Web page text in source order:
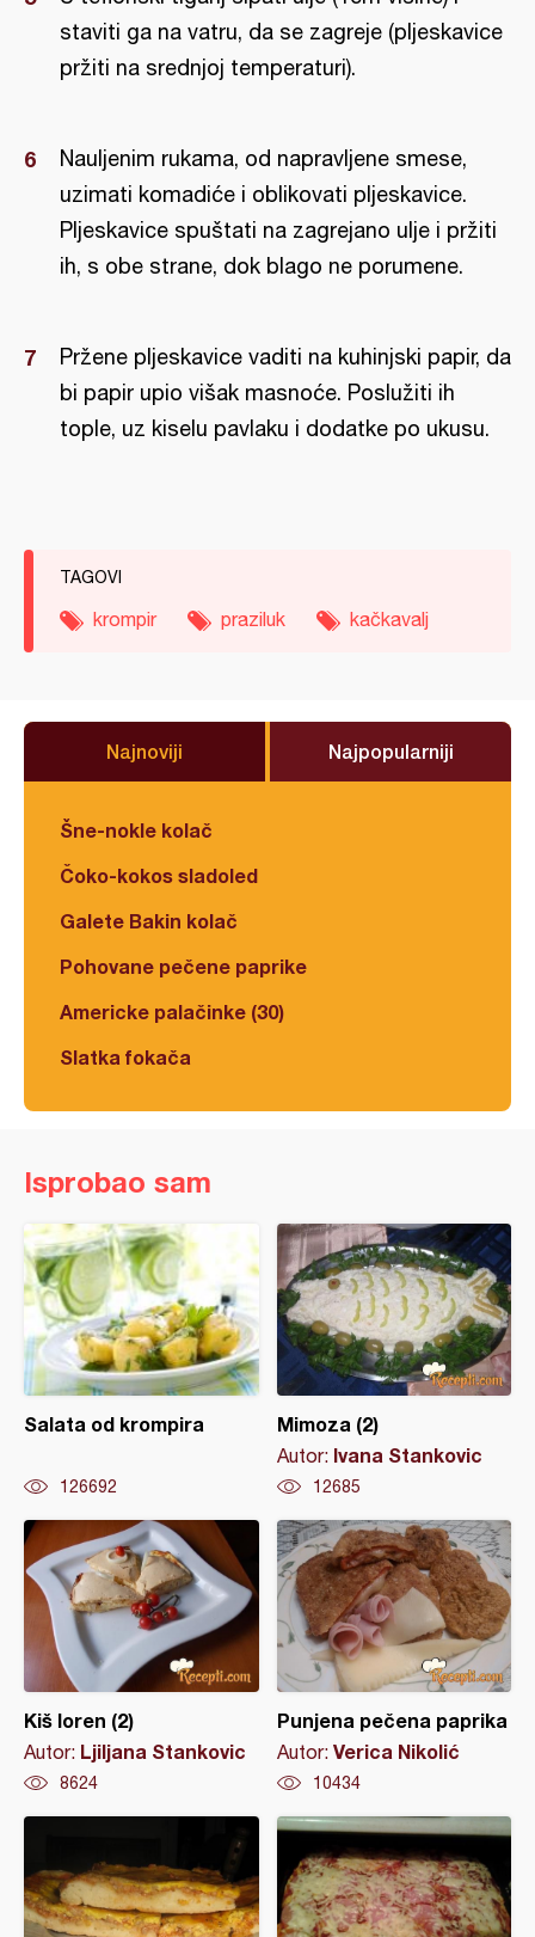
staviti ga na vatru, da se zagreje (pljeskavice
pržiti na srednjoj temperaturi).
Nauljenim rukama, od napravljene smese,
uzimati komadiće i oblikovati pljeskavice.
Pljeskavice spuštati na zagrejano ulje i pržiti
ih, s obe strane, dok blago ne porumene.
Pržene pljeskavice vaditi na kuhinjski papir, da
bi papir upio višak masnoće. Poslužiti ih
tople, uz kiselu pavlaku i dodatke po ukusu.
TAGOVI
krompir praziluk kačkavalj
Najnoviji Najpopularniji
Šne-nokle kolač
Čoko-kokos sladoled
Galete Bakin kolač
Pohovane pečene paprike
Americke palačinke (30)
Slatka fokača
Isprobao sam
Salata od krompira
126692
Mimoza (2)
Autor: Ivana Stankovic
12685
Kiš loren (2)
Autor: Ljiljana Stankovic
8624
Punjena pečena paprika
Autor: Verica Nikolić
10434